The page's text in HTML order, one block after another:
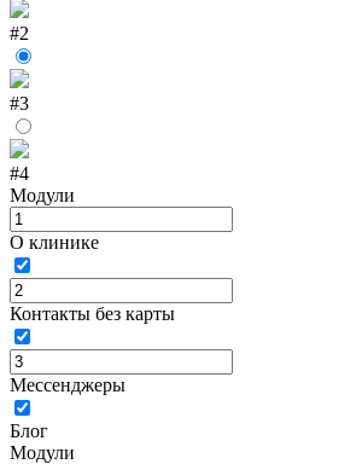
#2
#3
#4
Модули
О клинике
Контакты без карты
Мессенджеры
Блог
Модули